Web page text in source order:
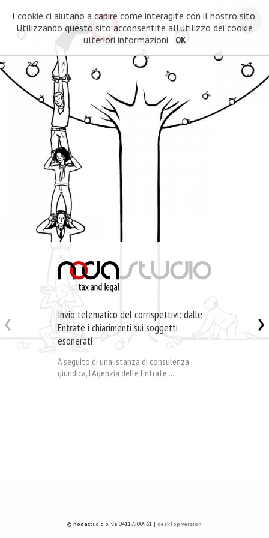
Invio telematico del corrispettivi: dalle
Entrate i chiarimenti sui soggetti
esonerati
A seguito di una istanza di consulenza
giuridica, l’Agenzia delle Entrate ...
© nodastudio p.iva 04117900961 | desktop version
I cookie ci aiutano a capire come interagite con il nostro sito.
Utilizzando questo sito acconsentite all'utilizzo dei cookie
ulteriori informazioni
OK